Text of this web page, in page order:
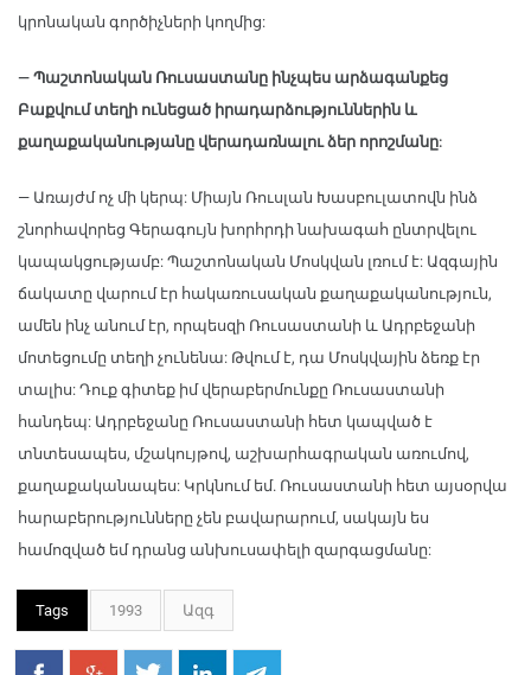
կրոնական գործիչների կողմից:
— Պաշտոնական Ռուսաստանը ինչպես արձագանքեց
Բաքվում տեղի ունեցած իրադարձություններին և
քաղաքականությանը վերադառնալու ձեր որոշմանը:
— Առայժմ ոչ մի կերպ: Միայն Ռուսլան Խասբուլատովն ինձ
շնորհավորեց Գերագույն խորհրդի նախագահ ընտրվելու
կապակցությամբ: Պաշտոնական Մոսկվան լռում է: Ազգային
ճակատը վարում էր հակառուսական քաղաքականություն,
ամեն ինչ անում էր, որպեսզի Ռուսաստանի և Ադրբեջանի
մոտեցումը տեղի չունենա: Թվում է, դա Մոսկվային ձեռք էր
տալիս: Դուք գիտեք իմ վերաբերմունքը Ռուսաստանի
հանդեպ: Ադրբեջանը Ռուսաստանի հետ կապված է
տնտեսապես, մշակույթով, աշխարհագրական առումով,
քաղաքականապես: Կրկնում եմ. Ռուսաստանի հետ այսօրվա
հարաբերությունները չեն բավարարում, սակայն ես
համոզված եմ դրանց անխուսափելի զարգացմանը:
Tags 1993 Ազգ